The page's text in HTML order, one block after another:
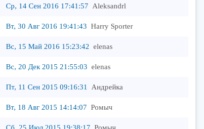
Ср, 14 Сен 2016 17:41:57 Aleksandrl
Вт, 30 Авг 2016 19:41:43 Harry Sporter
Вс, 15 Май 2016 15:23:42 elenas
Вс, 20 Дек 2015 21:55:03 elenas
Пт, 11 Сен 2015 09:16:31 Андрейка
Вт, 18 Авг 2015 14:14:07 Ромыч
Сб, 25 Июл 2015 19:38:17 Ромыч